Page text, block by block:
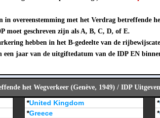
overeenstemming met het Verdrag betreffende
moet geschreven zijn als A, B, C, D, of E.
hebben in het B-gedeelte van de
jaar van de uitgiftedatum van de IDP EN
het Wegverkeer (Genève, 1949) / IDP
*United Kingdom
*Greece
*
*